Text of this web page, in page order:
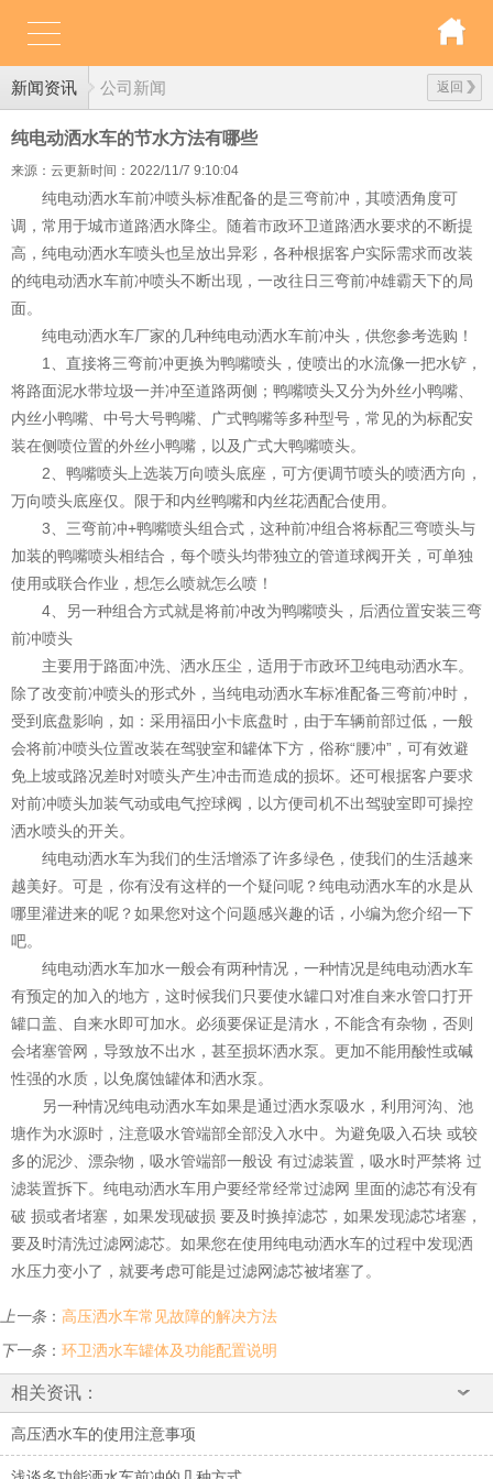
新闻资讯 返回
公司新闻
纯电动洒水车的节水方法有哪些
来源：云更新时间：2022/11/7 9:10:04
纯电动洒水车前冲喷头标准配备的是三弯前冲，其喷洒角度可
调，常用于城市道路洒水降尘。随着市政环卫道路洒水要求的不断提
高，纯电动洒水车喷头也呈放出异彩，各种根据客户实际需求而改装
的纯电动洒水车前冲喷头不断出现，一改往日三弯前冲雄霸天下的局
面。
纯电动洒水车厂家的几种纯电动洒水车前冲头，供您参考选购！
1、直接将三弯前冲更换为鸭嘴喷头，使喷出的水流像一把水铲，
将路面泥水带垃圾一并冲至道路两侧；鸭嘴喷头又分为外丝小鸭嘴、
内丝小鸭嘴、中号大号鸭嘴、广式鸭嘴等多种型号，常见的为标配安
装在侧喷位置的外丝小鸭嘴，以及广式大鸭嘴喷头。
2、鸭嘴喷头上选装万向喷头底座，可方便调节喷头的喷洒方向，
万向喷头底座仅。限于和内丝鸭嘴和内丝花洒配合使用。
3、三弯前冲+鸭嘴喷头组合式，这种前冲组合将标配三弯喷头与
加装的鸭嘴喷头相结合，每个喷头均带独立的管道球阀开关，可单独
使用或联合作业，想怎么喷就怎么喷！
4、另一种组合方式就是将前冲改为鸭嘴喷头，后洒位置安装三弯
前冲喷头
主要用于路面冲洗、洒水压尘，适用于市政环卫纯电动洒水车。
除了改变前冲喷头的形式外，当纯电动洒水车标准配备三弯前冲时，
受到底盘影响，如：采用福田小卡底盘时，由于车辆前部过低，一般
会将前冲喷头位置改装在驾驶室和罐体下方，俗称“腰冲”，可有效避
免上坡或路况差时对喷头产生冲击而造成的损坏。还可根据客户要求
对前冲喷头加装气动或电气控球阀，以方便司机不出驾驶室即可操控
洒水喷头的开关。
纯电动洒水车为我们的生活增添了许多绿色，使我们的生活越来
越美好。可是，你有没有这样的一个疑问呢？纯电动洒水车的水是从
哪里灌进来的呢？如果您对这个问题感兴趣的话，小编为您介绍一下
吧。
纯电动洒水车加水一般会有两种情况，一种情况是纯电动洒水车
有预定的加入的地方，这时候我们只要使水罐口对准自来水管口打开
罐口盖、自来水即可加水。必须要保证是清水，不能含有杂物，否则
会堵塞管网，导致放不出水，甚至损坏洒水泵。更加不能用酸性或碱
性强的水质，以免腐蚀罐体和洒水泵。
另一种情况纯电动洒水车如果是通过洒水泵吸水，利用河沟、池
塘作为水源时，注意吸水管端部全部没入水中。为避免吸入石块 或较
多的泥沙、漂杂物，吸水管端部一般设 有过滤装置，吸水时严禁将 过
滤装置拆下。纯电动洒水车用户要经常经常过滤网 里面的滤芯有没有
破 损或者堵塞，如果发现破损 要及时换掉滤芯，如果发现滤芯堵塞，
要及时清洗过滤网滤芯。如果您在使用纯电动洒水车的过程中发现洒
水压力变小了，就要考虑可能是过滤网滤芯被堵塞了。
上一条： 高压洒水车常见故障的解决方法
下一条： 环卫洒水车罐体及功能配置说明
相关资讯：
高压洒水车的使用注意事项